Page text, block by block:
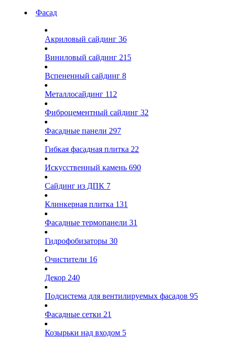
Фасад
Акриловый сайдинг 36
Виниловый сайдинг 215
Вспененный сайдинг 8
Металлосайдинг 112
Фиброцементный сайдинг 32
Фасадные панели 297
Гибкая фасадная плитка 22
Искусственный камень 690
Сайдинг из ДПК 7
Клинкерная плитка 131
Фасадные термопанели 31
Гидрофобизаторы 30
Очистители 16
Декор 240
Подсистема для вентилируемых фасадов 95
Фасадные сетки 21
Козырьки над входом 5